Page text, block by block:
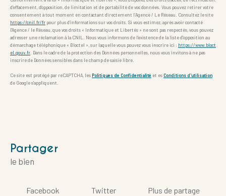
d’effacement, d’opposition, de limitation et de portabilité de vos données. Vous pouvez retirer votre
consentement à tout moment en contactant directement l’Agence / Le Réseau. Consultez le site
https://cnil.fr/fr pour plus d’informations sur vos droits. Si vous estimez, après avoir contacté
l'Agence / le Réseau, que vos droits « Informatique et Libertés » ne sont pas respectés, vous pouvez
adresser une réclamation à la CNIL. Nous vous informons de l’existence de la liste d'opposition au
démarchage téléphonique « Bloctel », sur laquelle vous pouvez vous inscrire ici : https://www.bloct
el.gouv.fr . Dans le cadre de la protection des Données personnelles, nous vous invitons à ne pas
inscrire de Données sensibles dans le champ de saisie libre.
Ce site est protégé par reCAPTCHA, lesPolitiques de Confidentialité et esConditions d'utilisation
de Google s'appliquent.
partager
le bien
Facebook Twitter Plus de partage